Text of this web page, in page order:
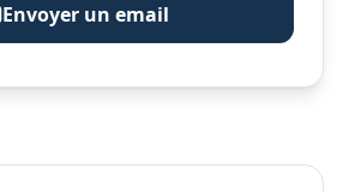
Envoyer un email